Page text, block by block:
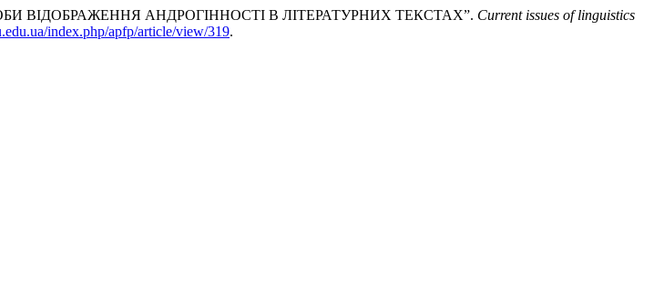
ВІДОБРАЖЕННЯ АНДРОГІННОСТІ В ЛІТЕРАТУРНИХ ТЕКСТАХ”. Current issues of linguistics
index.php/apfp/article/view/319.